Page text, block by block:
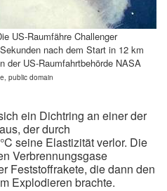
US-Raumfähre Challenger
nach dem Start in 12 km
der US-Raumfahrtbehörde NASA
public domain
ein Dichtring an einer der
der durch
seine Elastizität verlor. Die
Verbrennungsgase
Feststoffrakete, die dann den
Explodieren brachte.